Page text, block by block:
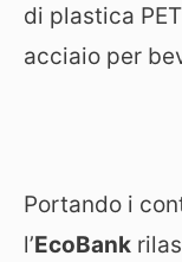
di plastica
acciaio per
Portando i
l’EcoBank